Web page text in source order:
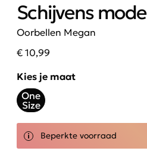
Oorbellen Megan
Schijvens mode
€ 10,99
Kies je maat
One
Size
Beperkte voorraad